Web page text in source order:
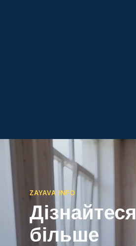
ZAYAVA INFO
Дізнайтеся
більше